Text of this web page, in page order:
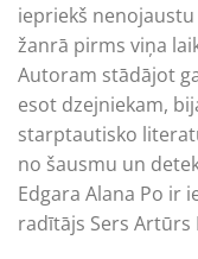
iepriekš
žanrā pirms viņa
Autoram stādājot
esot dzejniekam,
starptautisko
no šausmu un
Edgara Alana Po ir
radītājs Sers Artūrs